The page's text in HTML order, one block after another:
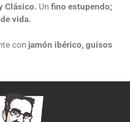
Clásico. Un fino estupendo;
vida.
con jamón ibérico, guisos